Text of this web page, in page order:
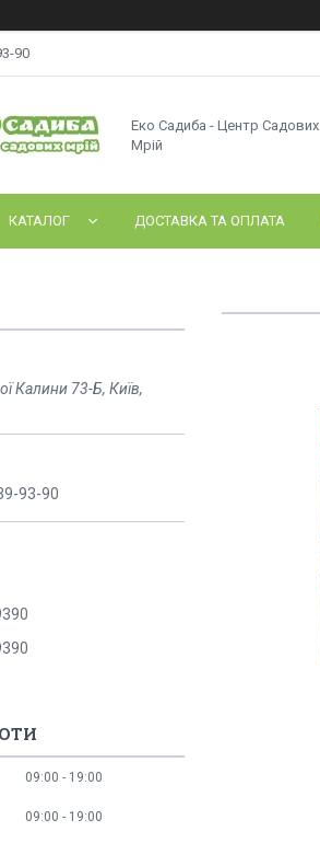
90
Еко Садиба - Центр Садових
Мрій
КАТАЛОГ ДОСТАВКА ТА ОПЛАТА
Калини 73-Б, Київ,
93-90
09:00 19:00
09:00 19:00